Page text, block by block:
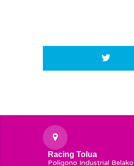
Racing Tolua
Polígono Industrial Belako